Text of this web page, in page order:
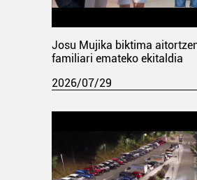
Josu Mujika biktima
familiari emateko ekitaldia
2026/07/29